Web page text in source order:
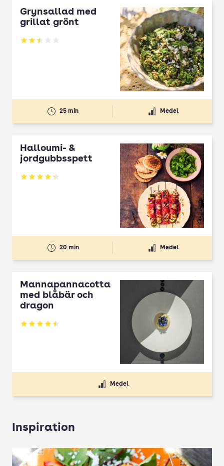
Grynsallad med
grillat grönt
Betyg: 2.5 av 5
25 min Medel
Halloumi- &
jordgubbsspett
Betyg: 4.3 av 5
20 min Medel
Mannapannacotta
med blåbär och
dragon
Betyg: 4.5 av 5
Medel
Inspiration